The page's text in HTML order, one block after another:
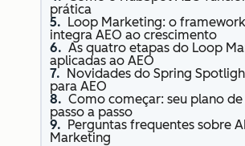
prática
Loop Marketing: o
integra AEO ao crescimento
As quatro etapas do Loop
aplicadas ao AEO
Novidades do Spring
para AEO
Como começar: seu plano
passo a passo
Perguntas frequentes sobre
Marketing